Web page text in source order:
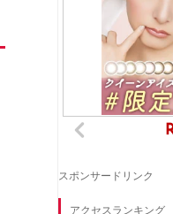
スポンサードリンク
アクセスランキング